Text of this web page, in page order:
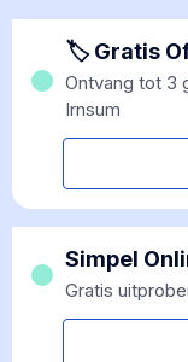
🏷 Gratis
Ontvang tot 3
Irnsum
Simpel
Gratis